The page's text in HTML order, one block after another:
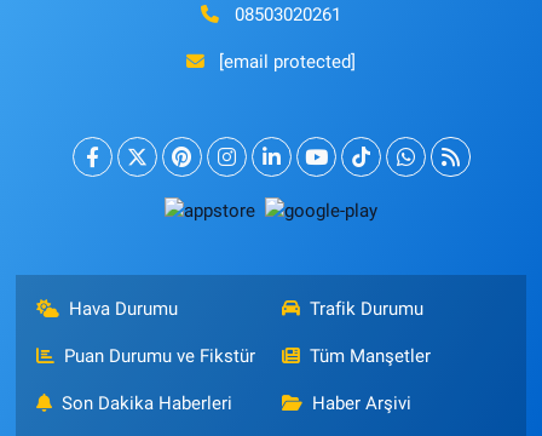
08503020261
[email protected]
Hava Durumu Trafik Durumu
Puan Durumu ve Fikstür Tüm Manşetler
Son Dakika Haberleri Haber Arşivi